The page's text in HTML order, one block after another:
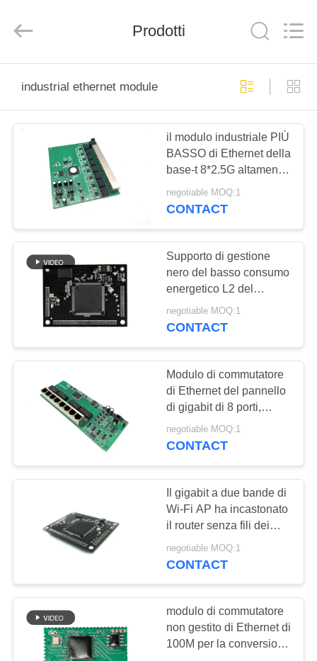
PRODOTTI
CIRCA
GIRO
DELLA
FABBRICA
CONTROLLO
DI
QUALITÀ
CONTATTICI
PRIVACY
POLICY
Technology.
Prodotti
industrial ethernet module
il modulo industriale PIÙ
BASSO di Ethernet della
base-t 8*2.5G altamente
ha integrato
130mm×175mm×20mm
negotiable MOQ:1
CONTACT
Supporto di gestione
nero del basso consumo
energetico L2 del
modulo di Gigabit
Ethernet PSE
negotiable MOQ:1
CONTACT
Modulo di commutatore
di Ethernet del pannello
di gigabit di 8 porti,
potere del commutatore
di POE PSE sopra il
negotiable MOQ:1
CONTACT
Il gigabit a due bande di
Wi-Fi AP ha incastonato
il router senza fili dei
moduli di Ethernet
negotiable MOQ:1
CONTACT
modulo di commutatore
non gestito di Ethernet di
100M per la conversione